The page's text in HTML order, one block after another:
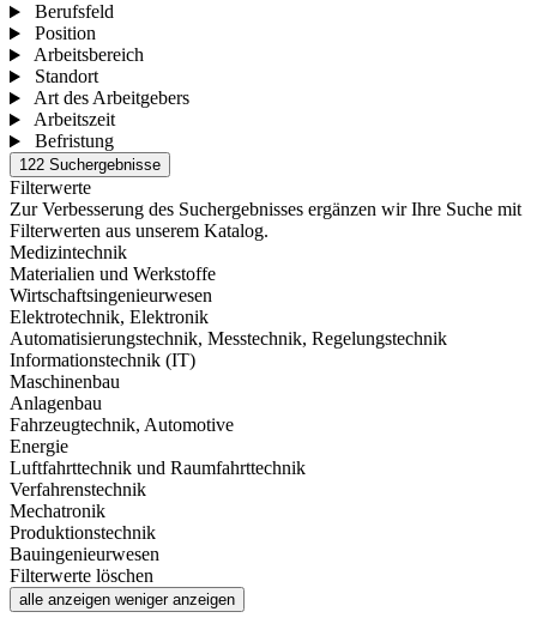
Berufsfeld
Position
Arbeitsbereich
Standort
Art des Arbeitgebers
Arbeitszeit
Befristung
122 Suchergebnisse
Filterwerte
Zur Verbesserung des Suchergebnisses ergänzen wir Ihre Suche mit
Filterwerten aus unserem Katalog.
Medizintechnik
Materialien und Werkstoffe
Wirtschaftsingenieurwesen
Elektrotechnik, Elektronik
Automatisierungstechnik, Messtechnik, Regelungstechnik
Informationstechnik (IT)
Maschinenbau
Anlagenbau
Fahrzeugtechnik, Automotive
Energie
Luftfahrttechnik und Raumfahrttechnik
Verfahrenstechnik
Mechatronik
Produktionstechnik
Bauingenieurwesen
Filterwerte löschen
alle anzeigen weniger anzeigen